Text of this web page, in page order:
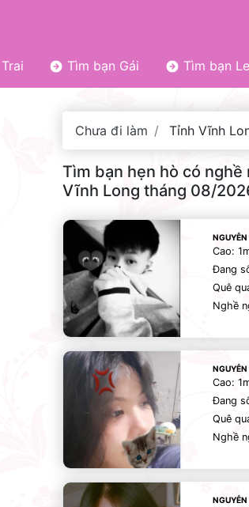
Tìm bạn Gái Tìm bạn
Chưa đi làm Tỉnh Vĩnh
Tìm bạn hẹn hò có
Vĩnh Long tháng 08/
Cao:
Đang
Quê
Nghề
Cao:
Đang
Quê
Nghề